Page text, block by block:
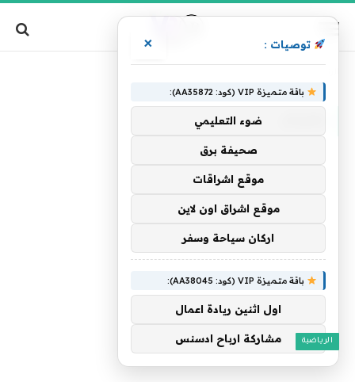
الرياضية
توصيات : ×
باقة متميزة VIP (كود: AA35872):
ضوء التعليمي
صحيفة برق
موقع اشراقات
موقع اشراق اون لاين
اركان سياحة وسفر
باقة متميزة VIP (كود: AA38045):
اول اثنين ريادة اعمال
مشاركة ارباح ادسنس